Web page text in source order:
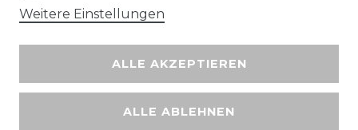
Weitere Einstellungen
ALLE AKZEPTIEREN
ALLE ABLEHNEN